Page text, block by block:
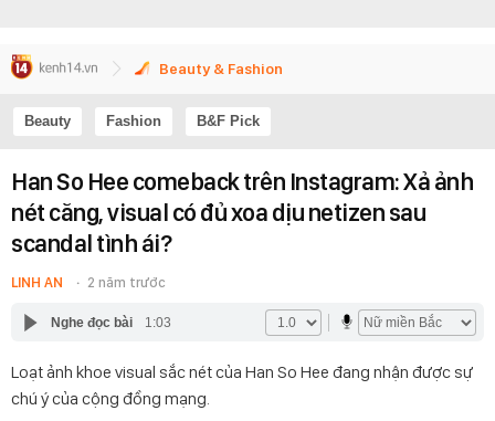
Beauty & Fashion
Beauty Fashion B&F Pick
Han So Hee comeback trên Instagram: Xả ảnh
nét căng, visual có đủ xoa dịu netizen sau
scandal tình ái?
LINH AN 2 năm trước
Nghe đọc bài 1:03
Loạt ảnh khoe visual sắc nét của Han So Hee đang nhận được sự
chú ý của cộng đồng mạng.